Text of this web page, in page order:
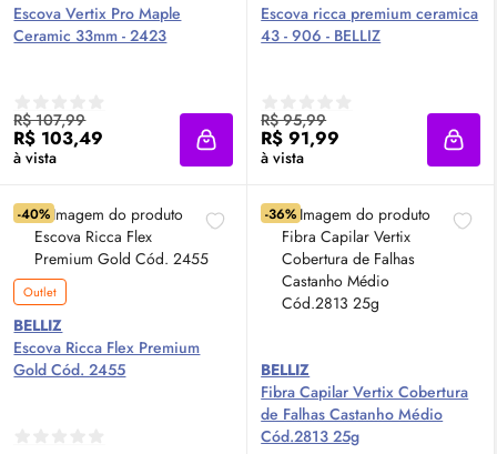
Escova Vertix Pro Maple
Ceramic 33mm - 2423
R$ 107,99
R$ 103,49
à vista Adicionar à sacola
Escova ricca premium ceramica
43 - 906 - BELLIZ
R$ 95,99
R$ 91,99
à vista
-40%
Outlet
BELLIZ
Escova Ricca Flex Premium
Gold Cód. 2455
-36%
BELLIZ
Fibra Capilar Vertix Cobertura
de Falhas Castanho Médio
Cód.2813 25g